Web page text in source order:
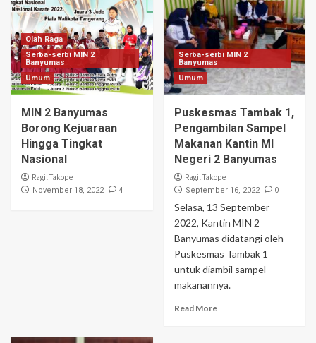
Olah Raga
Serba-serbi MIN 2
Banyumas
Umum
MIN 2 Banyumas
Borong Kejuaraan
Hingga Tingkat
Nasional
Ragil Takope
November 18, 2022 4
Serba-serbi MIN 2
Banyumas
Umum
Puskesmas Tambak 1,
Pengambilan Sampel
Makanan Kantin MI
Negeri 2 Banyumas
Ragil Takope
September 16, 2022 0
Selasa, 13 September
2022, Kantin MIN 2
Banyumas didatangi oleh
Puskesmas Tambak 1
untuk diambil sampel
makanannya.
Read More